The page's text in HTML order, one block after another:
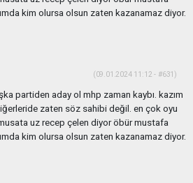
kim olursa olsun zaten kazanamaz diyor.
(09.01.2024 11:12 - #631)
partiden aday ol mhp zaman kaybı. kazım
zaten söz sahibi değil. en çok oyu
uz recep çelen diyor öbür mustafa
kim olursa olsun zaten kazanamaz diyor.